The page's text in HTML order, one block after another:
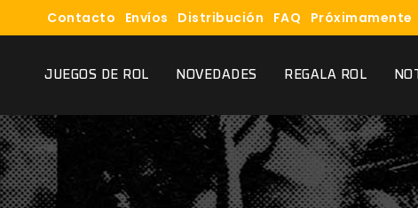
Contacto Envíos Distribución FAQ Próximamente
JUEGOS DE ROL NOVEDADES REGALA ROL